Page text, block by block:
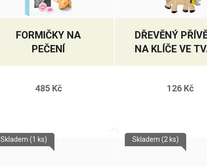
FORMIČKY NA
PEČENÍ
485 Kč
DŘEVĚNÝ
NA KLÍČE VE
126 Kč
Skladem (1 ks) Skladem (2 ks)